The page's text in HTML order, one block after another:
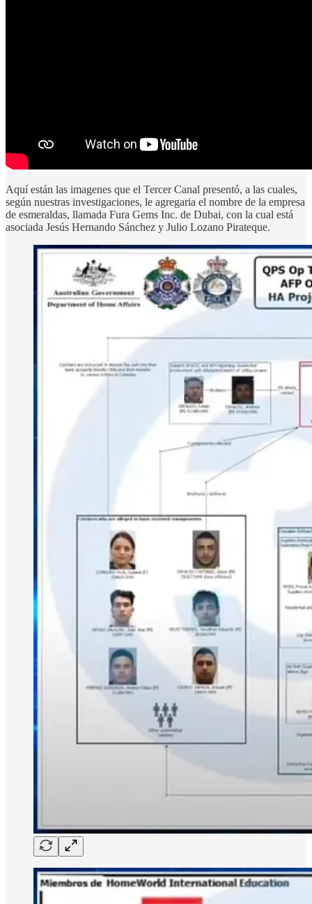
Aquí están las imagenes que el Tercer Canal presentó, a las cuales,
según nuestras investigaciones, le agregaria el nombre de la empresa
de esmeraldas, llamada Fura Gems Inc. de Dubai, con la cual está
asociada Jesús Hernando Sánchez y Julio Lozano Pirateque.